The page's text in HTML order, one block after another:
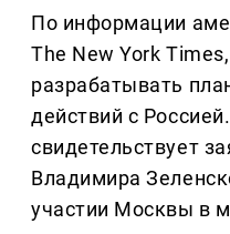
По информации
The New York
разрабатывать
действий с
свидетельствует
Владимира
участии Москвы в